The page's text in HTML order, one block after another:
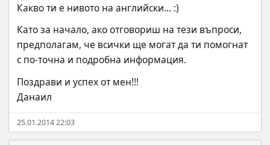
Какво ти е нивото на английски... :)
Като за начало, ако отговориш на тези въпроси,
предполагам, че всички ще могат да ти помогнат
с по-точна и подробна информация.
Поздрави и успех от мен!!!
Данаил
25.01.2014 22:03